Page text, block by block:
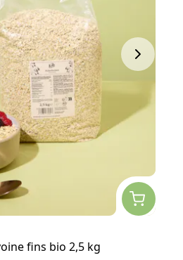
fins bio 2,5 kg